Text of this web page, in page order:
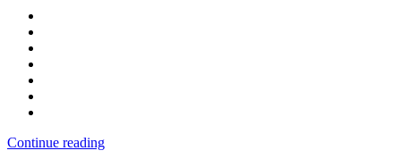
Continue reading